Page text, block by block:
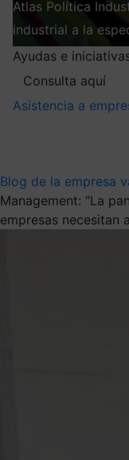
Atlas Política
industrial a la
Ayudas e
Consulta aquí
Asistencia a
Blog de la empresa
Management: “La
empresas necesitan